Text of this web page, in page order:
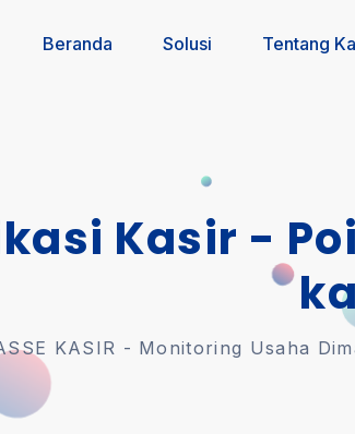
Beranda Solusi Tentang
Kasir -
KASIR - Monitoring Usaha